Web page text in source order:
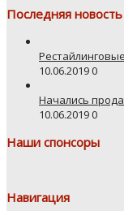
Последняя новость
10.06.20190
Начались
10.06.20190
Наши спонсоры
Навигация